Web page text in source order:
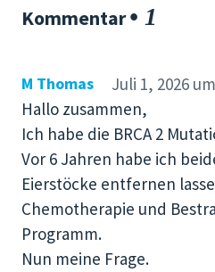
Kommentar• 1
M Thomas
Juli 1, 2026
Hallo zusammen,
Ich habe die BRCA 2
Vor 6 Jahren habe ich
Eierstöcke entfernen
Chemotherapie und
Programm.
Nun meine Frage.